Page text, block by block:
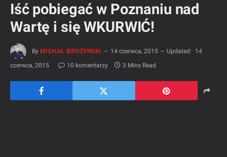
Iść pobiegać w Poznaniu nad
Wartę i się WKURWIĆ!
By MICHAŁ BROŻYŃSKI 14 czerwca, 2015 Updated:
14
czerwca, 2015
10 komentarzy 3 Mins Read